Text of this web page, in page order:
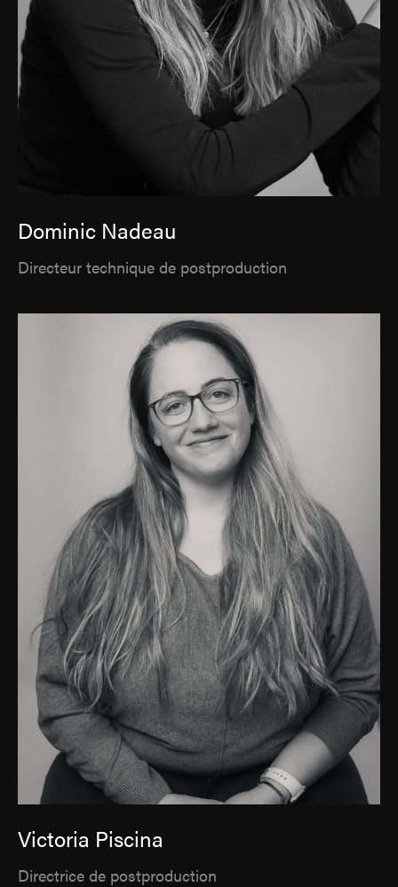
Dominic Nadeau
Directeur technique de postproduction
Victoria Piscina
Directrice de postproduction